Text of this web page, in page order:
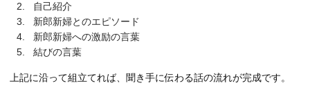
自己紹介
新郎新婦とのエピソード
新郎新婦への激励の言葉
結びの言葉
上記に沿って組立てれば、聞き手に伝わる話の流れが完成です。